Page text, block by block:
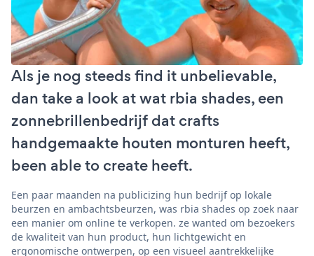
Als je nog steeds find it unbelievable,
dan take a look at wat rbia shades, een
zonnebrillenbedrijf dat crafts
handgemaakte houten monturen heeft,
been able to create heeft.
Een paar maanden na publicizing hun bedrijf op lokale
beurzen en ambachtsbeurzen, was rbia shades op zoek naar
een manier om online te verkopen. ze wanted om bezoekers
de kwaliteit van hun product, hun lichtgewicht en
ergonomische ontwerpen, op een visueel aantrekkelijke